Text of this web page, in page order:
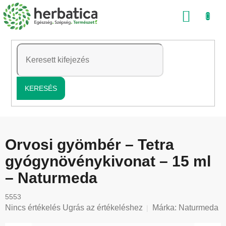
Ugrás
a
tartalomhoz
KERESÉS
Orvosi gyömbér – Tetra
gyógynövénykivonat – 15 ml
– Naturmeda
5553
A
Nincs értékelés Ugrás az értékeléshez Márka: Naturmeda